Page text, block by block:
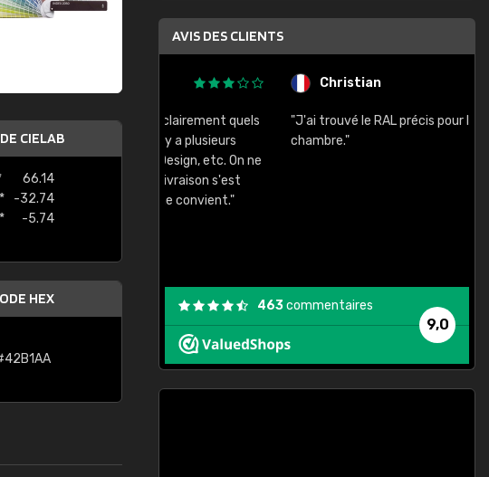
CIELAB
66.14
-32.74
-5.74
HEX
AVIS DES CLIENTS
voir clairement quels
Il y a plusieurs
Design, etc. On ne
La livraison s'est
reçu me convient."
Christian
"J'ai trouvé le RAL précis pour le ton de ma
chambre."
9,0
463commentaires